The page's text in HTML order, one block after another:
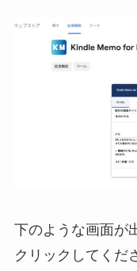
下のような画面が
クリックしてくだ